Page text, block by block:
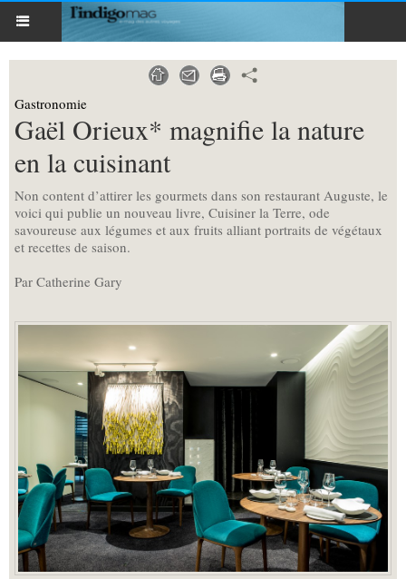
Gastronomie
Gaël Orieux* magnifie la nature
en la cuisinant
Non content d’attirer les gourmets dans son restaurant Auguste, le
voici qui publie un nouveau livre, Cuisiner la Terre, ode
savoureuse aux légumes et aux fruits alliant portraits de végétaux
et recettes de saison.
Par Catherine Gary